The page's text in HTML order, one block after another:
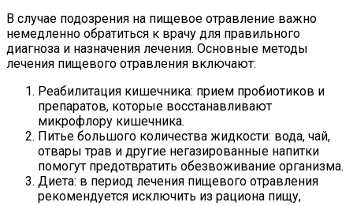
В случае подозрения на пищевое отравление важно
немедленно обратиться к врачу для правильного
диагноза и назначения лечения. Основные методы
лечения пищевого отравления включают:
Реабилитация кишечника: прием пробиотиков и
препаратов, которые восстанавливают
микрофлору кишечника.
Питье большого количества жидкости: вода, чай,
отвары трав и другие негазированные напитки
помогут предотвратить обезвоживание организма.
Диета: в период лечения пищевого отравления
рекомендуется исключить из рациона пищу,